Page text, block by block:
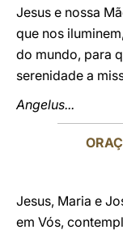
Jesus e nossa
que nos
do mundo, para
serenidade a
Angelus...
Jesus, Maria e
em Vós,